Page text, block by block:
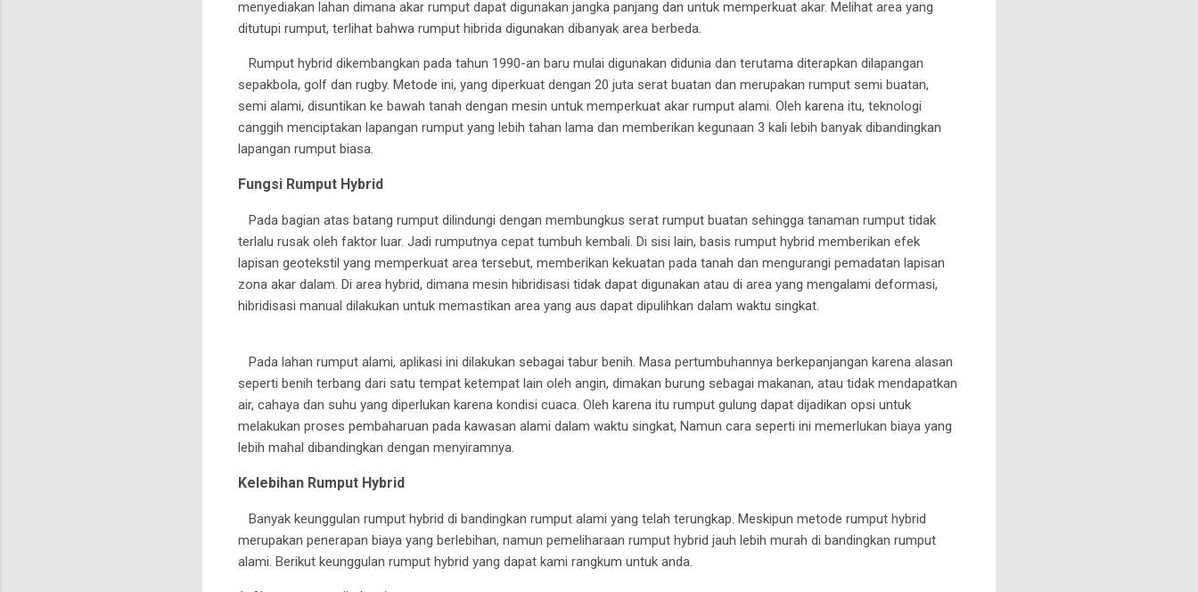
menyediakan lahan dimana akar rumput dapat digunakan jangka panjang dan untuk memperkuat akar. Melihat area yang
ditutupi rumput, terlihat bahwa rumput hibrida digunakan dibanyak area berbeda.
Rumput hybrid dikembangkan pada tahun 1990-an baru mulai digunakan didunia dan terutama diterapkan dilapangan
sepakbola, golf dan rugby. Metode ini, yang diperkuat dengan 20 juta serat buatan dan merupakan rumput semi buatan,
semi alami, disuntikan ke bawah tanah dengan mesin untuk memperkuat akar rumput alami. Oleh karena itu, teknologi
canggih menciptakan lapangan rumput yang lebih tahan lama dan memberikan kegunaan 3 kali lebih banyak dibandingkan
lapangan rumput biasa.
Fungsi Rumput Hybrid
Pada bagian atas batang rumput dilindungi dengan membungkus serat rumput buatan sehingga tanaman rumput tidak
terlalu rusak oleh faktor luar. Jadi rumputnya cepat tumbuh kembali. Di sisi lain, basis rumput hybrid memberikan efek
lapisan geotekstil yang memperkuat area tersebut, memberikan kekuatan pada tanah dan mengurangi pemadatan lapisan
zona akar dalam. Di area hybrid, dimana mesin hibridisasi tidak dapat digunakan atau di area yang mengalami deformasi,
hibridisasi manual dilakukan untuk memastikan area yang aus dapat dipulihkan dalam waktu singkat.
Pada lahan rumput alami, aplikasi ini dilakukan sebagai tabur benih. Masa pertumbuhannya berkepanjangan karena alasan
seperti benih terbang dari satu tempat ketempat lain oleh angin, dimakan burung sebagai makanan, atau tidak mendapatkan
air, cahaya dan suhu yang diperlukan karena kondisi cuaca. Oleh karena itu rumput gulung dapat dijadikan opsi untuk
melakukan proses pembaharuan pada kawasan alami dalam waktu singkat, Namun cara seperti ini memerlukan biaya yang
lebih mahal dibandingkan dengan menyiramnya.
Kelebihan Rumput Hybrid
Banyak keunggulan rumput hybrid di bandingkan rumput alami yang telah terungkap. Meskipun metode rumput hybrid
merupakan penerapan biaya yang berlebihan, namun pemeliharaan rumput hybrid jauh lebih murah di bandingkan rumput
alami. Berikut keunggulan rumput hybrid yang dapat kami rangkum untuk anda.